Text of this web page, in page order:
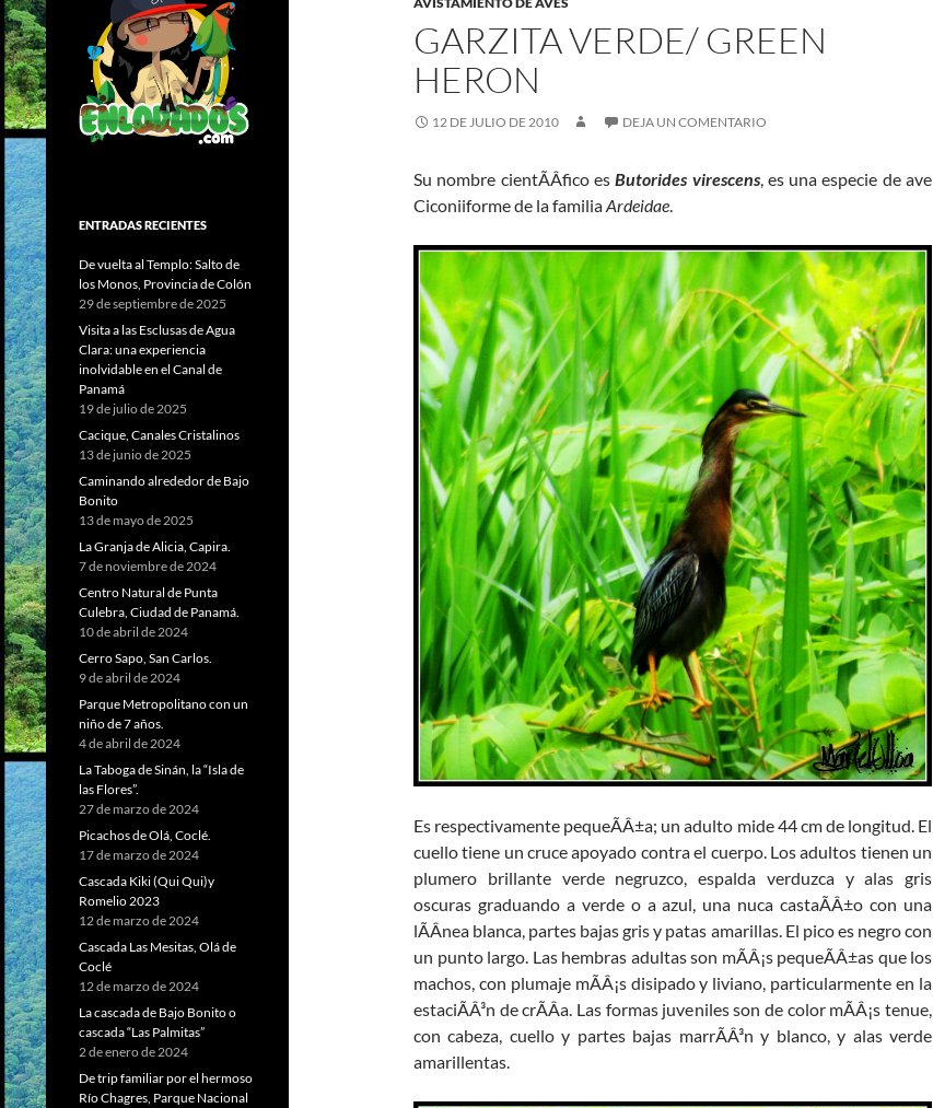
GARZITA VERDE/ GREEN
HERON
12 DE JULIO DE 2010 DEJA UN COMENTARIO
Su nombre cientÃÂ­fico esButorides virescens, es una especie de ave
Ciconiiforme de la familiaArdeidae.
Es respectivamente pequeÃÂ±a; un adulto mide 44 cm de longitud. El
cuello tiene un cruce apoyado contra el cuerpo. Los adultos tienen un
plumero brillante verde negruzco, espalda verduzca y alas gris
oscuras graduando a verde o a azul, una nuca castaÃÂ±o con una
lÃÂ­nea blanca, partes bajas gris y patas amarillas. El pico es negro con
un punto largo. Las hembras adultas son mÃÂ¡s pequeÃÂ±as que los
machos, con plumaje mÃÂ¡s disipado y liviano, particularmente en la
estaciÃÂ³n de crÃÂ­a. Las formas juveniles son de color mÃÂ¡s tenue,
con cabeza, cuello y partes bajas marrÃÂ³n y blanco, y alas verde
amarillentas.
ENTRADAS RECIENTES
De vuelta al Templo: Salto de
los Monos, Provincia de Colón
29 de septiembre de 2025
Visita a las Esclusas de Agua
Clara: una experiencia
inolvidable en el Canal de
Panamá
19 de julio de 2025
Cacique, Canales Cristalinos
13 de junio de 2025
Caminando alrededor de Bajo
Bonito
13 de mayo de 2025
La Granja de Alicia, Capira.
7 de noviembre de 2024
Centro Natural de Punta
Culebra, Ciudad de Panamá.
10 de abril de 2024
Cerro Sapo, San Carlos.
9 de abril de 2024
Parque Metropolitano con un
niño de 7 años.
4 de abril de 2024
La Taboga de Sinán, la “Isla de
las Flores”.
27 de marzo de 2024
Picachos de Olá, Coclé.
17 de marzo de 2024
Cascada Kiki (Qui Qui)y
Romelio 2023
12 de marzo de 2024
Cascada Las Mesitas, Olá de
Coclé
12 de marzo de 2024
La cascada de Bajo Bonito o
cascada “Las Palmitas”
2 de enero de 2024
De trip familiar por el hermoso
Río Chagres, Parque Nacional